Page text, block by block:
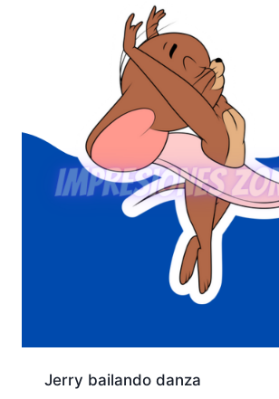
Jerry bailando danza